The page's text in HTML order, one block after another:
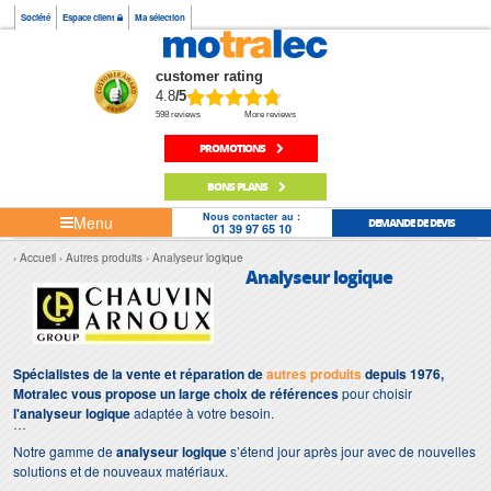
Société Espace client Ma sélection
customer rating
4.8/5
598 reviews More reviews
PROMOTIONS
BONS PLANS
Menu Nous contacter au :
01 39 97 65 10 DEMANDE DE DEVIS
Accueil Autres produits Analyseur logique
Analyseur logique
Spécialistes de la vente et réparation deautres produitsdepuis 1976,
Motralec vous propose un large choix de référencespour choisir
l'analyseur logiqueadaptée à votre besoin.
Notre gamme deanalyseur logiques’étend jour après jour avec de nouvelles
solutions et de nouveaux matériaux.